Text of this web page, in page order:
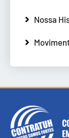
Nossa